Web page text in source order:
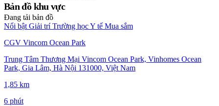
Bản đồ khu vực
Đang tải bản đồ
Nổi bật Giải trí Trường họcY tế Mua sắm
CGV Vincom Ocean Park
Trung Tâm Thương Mại Vincom Ocean Park, Vinhomes Ocean
Park, Gia Lâm, Hà Nội 131000, Việt Nam
1,85 km
6 phút